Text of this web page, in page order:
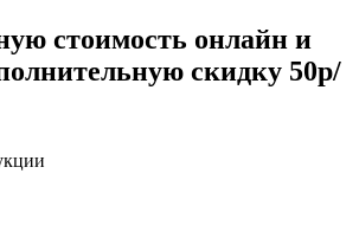
стоимость онлайн и
скидку 50р/